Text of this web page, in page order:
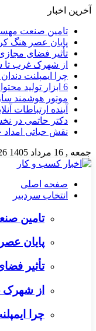
آخرین اخبار
تامین صنعت
پایان عصر هنگ
تأثیر فضای
از شهرک غرب تا
چرا ایمپلنت
6 ابزار تولید محتوا در سنجور که هر نویسنده به آن‌ها نیاز دارد
موتور هوشمند
آینده ارتباطات
دکتر حاتمی در
نقش حیاتی
جمعه , 16 مرداد 1405 - 07
صفحه اصلی
انتخاب سردبیر
تامین
پایان
تأثیر
از شهرک
چرا